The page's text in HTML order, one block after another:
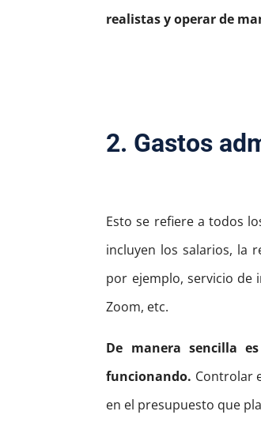
realistas y operar de
2. Gastos
Esto se refiere a todos
incluyen los salarios, la
por ejemplo, servicio de
Zoom, etc.
De manera sencilla
funcionando. Controlar
en el presupuesto que